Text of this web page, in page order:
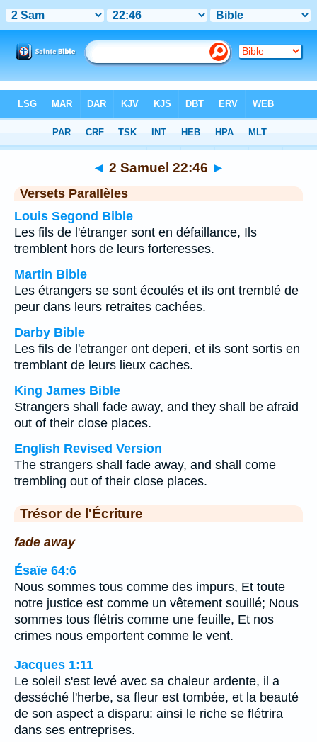
Chapitre 22 > Verset 46
◄ 2 Samuel 22:46 ►
Versets Parallèles
Louis Segond Bible
Les fils de l'étranger sont en défaillance, Ils
tremblent hors de leurs forteresses.
Martin Bible
Les étrangers se sont écoulés et ils ont tremblé de
peur dans leurs retraites cachées.
Darby Bible
Les fils de l'etranger ont deperi, et ils sont sortis en
tremblant de leurs lieux caches.
King James Bible
Strangers shall fade away, and they shall be afraid
out of their close places.
English Revised Version
The strangers shall fade away, and shall come
trembling out of their close places.
Trésor de l'Écriture
fade away
Ésaïe 64:6
Nous sommes tous comme des impurs, Et toute
notre justice est comme un vêtement souillé; Nous
sommes tous flétris comme une feuille, Et nos
crimes nous emportent comme le vent.
Jacques 1:11
Le soleil s'est levé avec sa chaleur ardente, il a
desséché l'herbe, sa fleur est tombée, et la beauté
de son aspect a disparu: ainsi le riche se flétrira
dans ses entreprises.